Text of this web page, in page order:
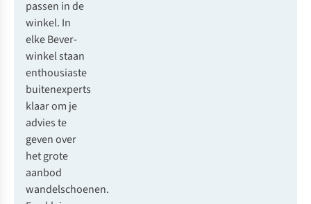
passen in de
winkel. In
elkeBever-
winkelstaan
enthousiaste
buitenexperts
klaar om je
advies te
geven over
het grote
aanbod
wandelschoenen.